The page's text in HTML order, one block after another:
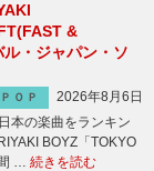
&
・ジャパン・ソ
ＯＰ
2026年8月6日
本の楽曲をランキン
BOYZ「TOKYO
… 続きを読む